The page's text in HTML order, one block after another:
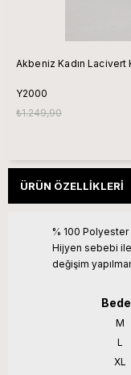
Akbeniz Kadın Lacivert
Y2000
₺1.249,90
ÜRÜN ÖZELLIKLERI
% 100 Polyester
Hijyen sebebi
değişim
M
L
XL